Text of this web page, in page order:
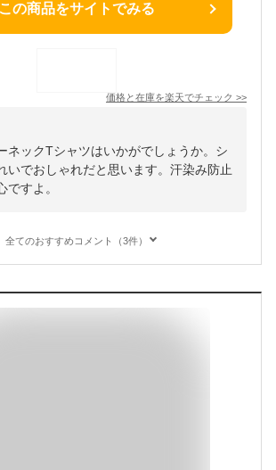
この商品をサイトでみる
価格と在庫を楽天でチェック >>
ネックTシャツはいかがでしょうか。シ
いでおしゃれだと思います。汗染み防止
ですよ。
全てのおすすめコメント（3件）